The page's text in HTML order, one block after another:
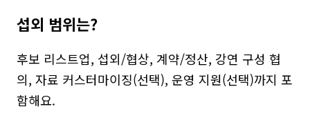
섭외 범위는?
후보 리스트업, 섭외/협상, 계약/정산, 강연 구성 협
의, 자료 커스터마이징(선택), 운영 지원(선택)까지 포
함해요.